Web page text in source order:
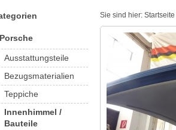
VOLKSWAGEN MERCEDES
Porsche
Ausstattungsteile
Bezugsmaterialien
Teppiche
Innenhimmel /
Bauteile
Sie sind hier: Startseite